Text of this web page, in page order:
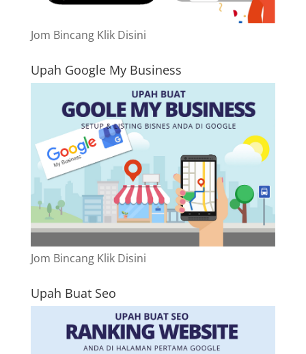
Jom Bincang Klik Disini
Upah Google My Business
Jom Bincang Klik Disini
Upah Buat Seo